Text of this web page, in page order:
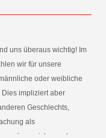
uns überaus wichtig! Im
wir für unsere
oder weibliche
impliziert aber
Geschlechts,
als
mögen sich von den